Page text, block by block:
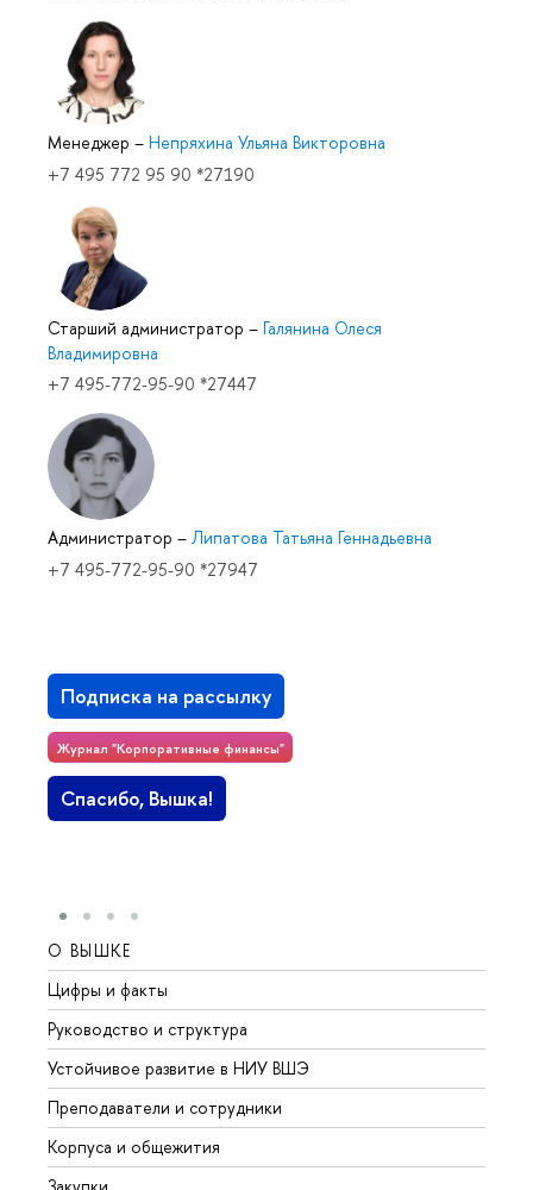
Менеджер – Непряхина Ульяна Викторовна
+7 495 772 95 90 *27190
Старший администратор – Галянина Олеся
Владимировна
+7 495-772-95-90 *27447
Администратор – Липатова Татьяна Геннадьевна
+7 495-772-95-90 *27947
Подписка на рассылку
Журнал "Корпоративные финансы"
Спасибо, Вышка!
О ВЫШКЕ
Цифры и факты
Руководство и структура
Устойчивое развитие в НИУ ВШЭ
Преподаватели и сотрудники
Корпуса и общежития